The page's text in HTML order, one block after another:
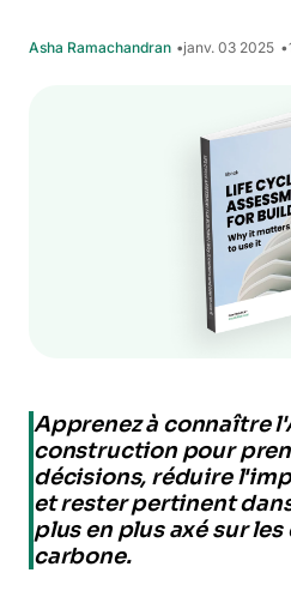
Asha Ramachandran janv. 03 2025
Apprenez à connaître
construction pour
décisions, réduire
et rester pertinent
plus en plus axé sur
carbone.